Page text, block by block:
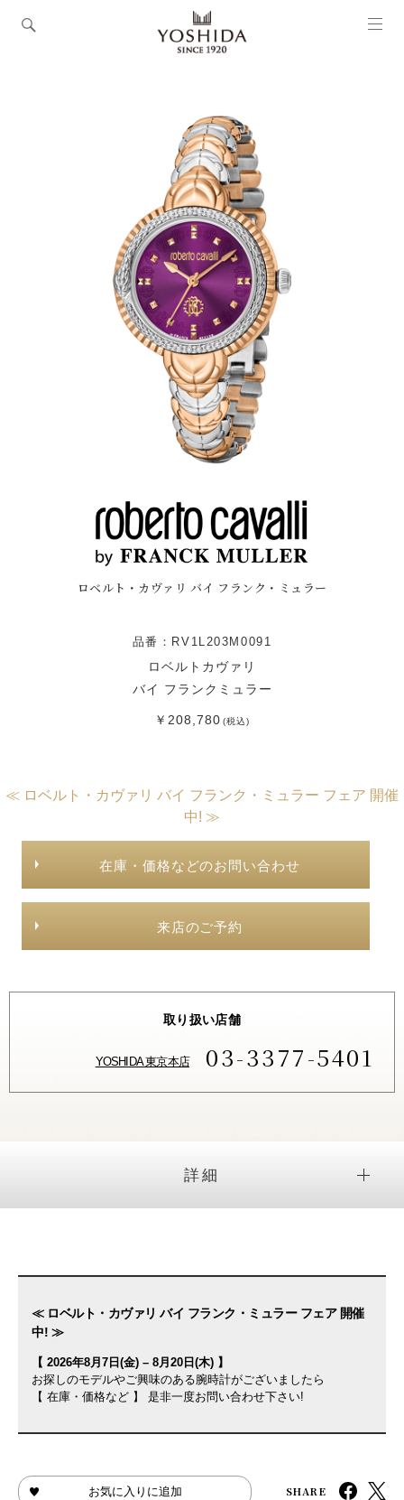
ロベルト・カヴァリ バイ フランク・ミュラー
品番：RV1L203M0091
ロベルトカヴァリ
バイ フランクミュラー
￥208,780(税込)
≪ ロベルト・カヴァリ バイ フランク・ミュラー フェア 開催
中! ≫
在庫・価格などのお問い合わせ
来店のご予約
取り扱い店舗
YOSHIDA 東京本店 03-3377-5401
詳細
≪ ロベルト・カヴァリ バイ フランク・ミュラー フェア 開催
中! ≫
【 2026年8月7日(金) – 8月20日(木) 】
お探しのモデルやご興味のある腕時計がございましたら
【 在庫・価格など 】 是非一度お問い合わせ下さい!
お気に入りに追加 SHARE